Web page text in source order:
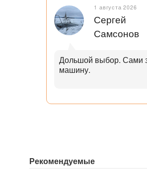
1 августа 2026
Сергей
Самсонов
Дольшой выбор. Сами
машину.
Рекомендуемые